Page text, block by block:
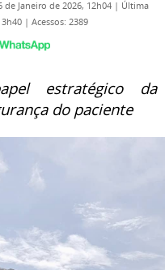
de Janeiro de 2026, 12h04 | Última
| Acessos: 2389
estratégico da
do paciente